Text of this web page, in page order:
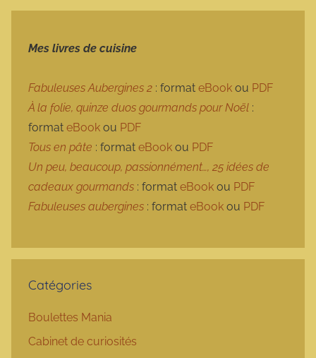
Mes livres de cuisine
Fabuleuses Aubergines 2 : format eBook ou PDF
À la folie, quinze duos gourmands pour Noël :
format eBook ou PDF
Tous en pâte : format eBook ou PDF
Un peu, beaucoup, passionnément…, 25 idées de
cadeaux gourmands : format eBook ou PDF
Fabuleuses aubergines : format eBook ou PDF
Catégories
Boulettes Mania
Cabinet de curiosités